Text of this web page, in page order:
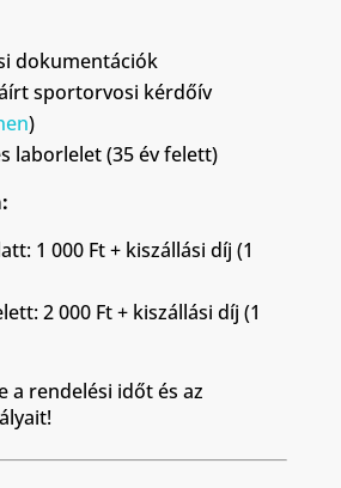
dokumentációk
sportorvosi kérdőív
)
laborlelet (35 év felett)
1 000 Ft + kiszállási díj (1
2 000 Ft + kiszállási díj (1
a rendelési időt és az